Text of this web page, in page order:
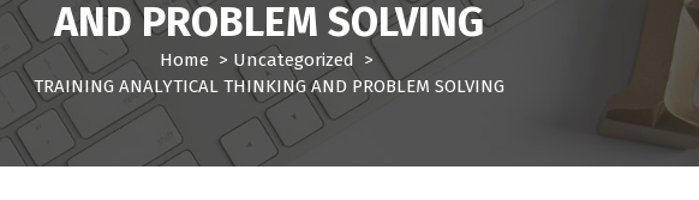
AND PROBLEM SOLVING
Home > Uncategorized >
TRAINING ANALYTICAL THINKING AND PROBLEM SOLVING